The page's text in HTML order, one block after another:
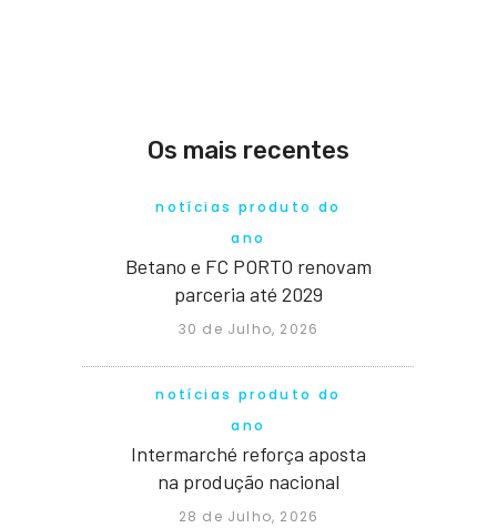
Os mais recentes
notícias produto do
ano
Betano e FC PORTO renovam
parceria até 2029
30 de Julho, 2026
notícias produto do
ano
Intermarché reforça aposta
na produção nacional
28 de Julho, 2026